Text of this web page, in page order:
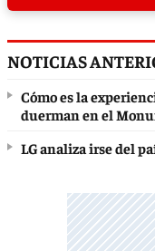
NOTICIAS
Cómo es la
duerman en el
LG analiza irse del